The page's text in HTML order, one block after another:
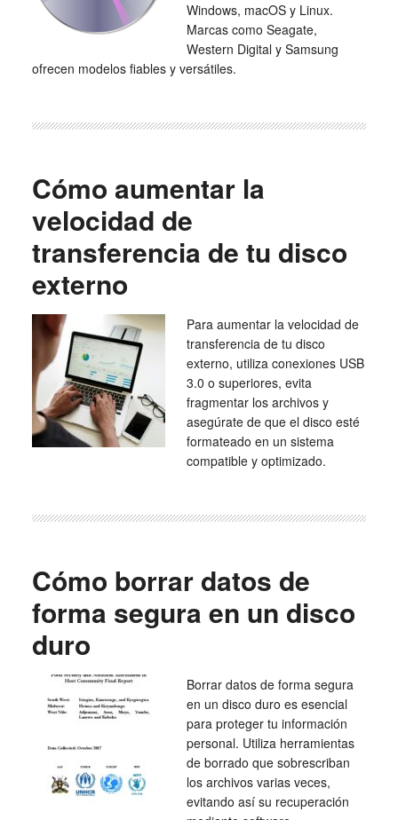
Windows, macOS y Linux.
Marcas como Seagate,
Western Digital y Samsung
ofrecen modelos fiables y versátiles.
Cómo aumentar la
velocidad de
transferencia de tu disco
externo
Para aumentar la velocidad de
transferencia de tu disco
externo, utiliza conexiones USB
3.0 o superiores, evita
fragmentar los archivos y
asegúrate de que el disco esté
formateado en un sistema
compatible y optimizado.
Cómo borrar datos de
forma segura en un disco
duro
Borrar datos de forma segura
en un disco duro es esencial
para proteger tu información
personal. Utiliza herramientas
de borrado que sobrescriban
los archivos varias veces,
evitando así su recuperación